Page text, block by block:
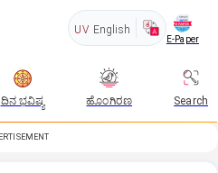
UV English
E-Paper
ದಿನ ಭವಿಷ್ಯ ಹೊಂಗಿರಣ Search